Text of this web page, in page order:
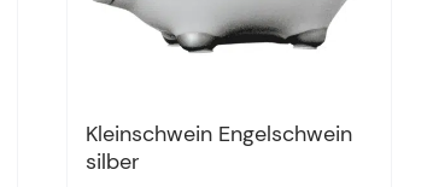
Kleinschwein Engelschwein
silber